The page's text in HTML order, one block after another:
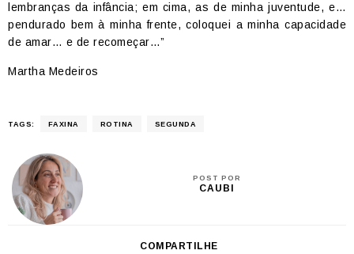
lembranças da infância; em cima, as de minha juventude, e…
pendurado bem à minha frente, coloquei a minha capacidade
de amar… e de recomeçar…”
Martha Medeiros
TAGS: FAXINA ROTINA SEGUNDA
POST POR
CAUBI
COMPARTILHE